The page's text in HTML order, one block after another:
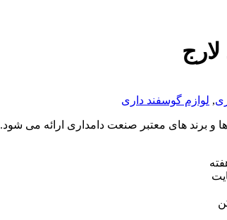
, لوازم گوسفند داری
برند های معتبر صنعت دامداری ارائه می شود.